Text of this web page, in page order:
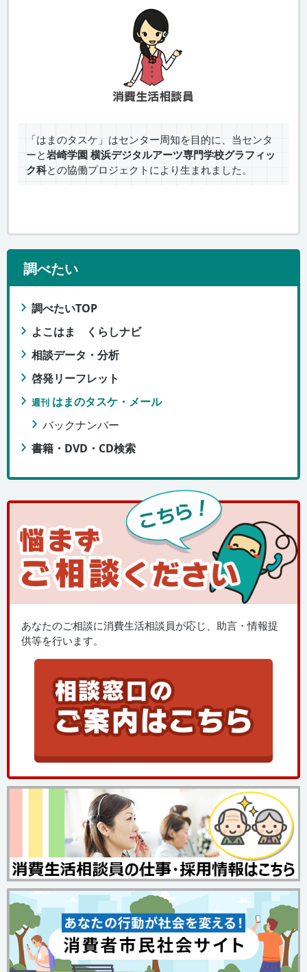
「はまのタスケ」はセンター周知を目的に、当センタ
ーと岩崎学園 横浜デジタルアーツ専門学校グラフィッ
ク科との協働プロジェクトにより生まれました。
調べたい
調べたいTOP
よこはま くらしナビ
相談データ・分析
啓発リーフレット
週刊 はまのタスケ・メール
バックナンバー
書籍・DVD・CD検索
あなたのご相談に消費生活相談員が応じ、助言・情報提
供等を行います。